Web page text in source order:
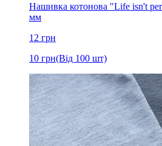
Нашивка котонова "Life isn't
мм
12 грн
10 грн(Від 100 шт)